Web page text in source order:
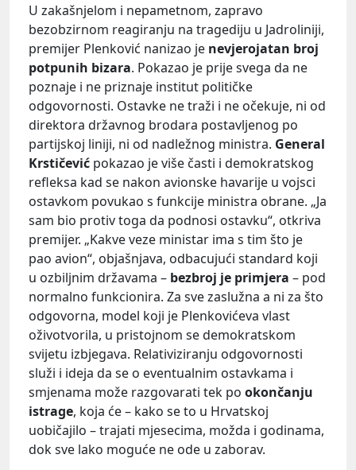
U zakašnjelom i nepametnom, zapravo
bezobzirnom reagiranju na tragediju u Jadroliniji,
premijer Plenković nanizao je nevjerojatan broj
potpunih bizara. Pokazao je prije svega da ne
poznaje i ne priznaje institut političke
odgovornosti. Ostavke ne traži i ne očekuje, ni od
direktora državnog brodara postavljenog po
partijskoj liniji, ni od nadležnog ministra. General
Krstičević pokazao je više časti i demokratskog
refleksa kad se nakon avionske havarije u vojsci
ostavkom povukao s funkcije ministra obrane. „Ja
sam bio protiv toga da podnosi ostavku“, otkriva
premijer. „Kakve veze ministar ima s tim što je
pao avion“, objašnjava, odbacujući standard koji
u ozbiljnim državama – bezbroj je primjera – pod
normalno funkcionira. Za sve zaslužna a ni za što
odgovorna, model koji je Plenkovićeva vlast
oživotvorila, u pristojnom se demokratskom
svijetu izbjegava. Relativiziranju odgovornosti
služi i ideja da se o eventualnim ostavkama i
smjenama može razgovarati tek po okončanju
istrage, koja će – kako se to u Hrvatskoj
uobičajilo – trajati mjesecima, možda i godinama,
dok sve lako moguće ne ode u zaborav.